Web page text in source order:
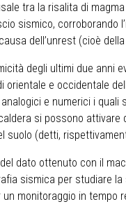
tra la risalita di
sismico, corroborando
dell’unrest (cioè
degli ultimi due anni
orientale e occidentale
e numerici i
si possono
suolo (detti,
del dato ottenuto con il
sismica per studiare
monitoraggio in tempo